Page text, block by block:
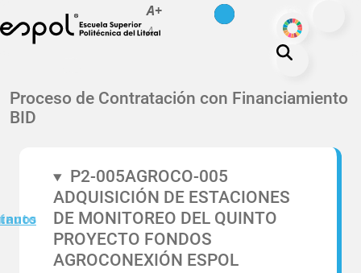
Pasar al contenido principal
A+
A-
ODS
La ESPOL
Educación
Investigación
Nuestra Huella
Transparencia
Proceso de Contratación con Financiamiento
BID
P2-005AGROCO-005
ADQUISICIÓN DE ESTACIONES
DE MONITOREO DEL QUINTO
PROYECTO FONDOS
AGROCONEXIÓN ESPOL